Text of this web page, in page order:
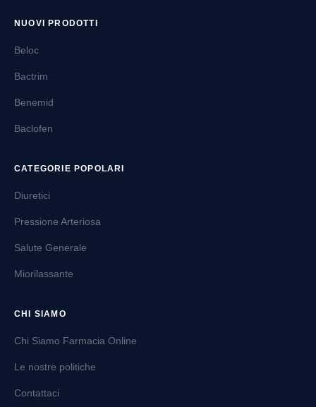
NUOVI PRODOTTI
Beloc
Bactrim
Benemid
Baclofen
CATEGORIE POPOLARI
Diuretici
Pressione Arteriosa
Salute Generale
Miorilassante
CHI SIAMO
Chi Siamo Farmacia Online
Le nostre politiche
Contattaci